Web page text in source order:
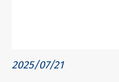
2025/07/21